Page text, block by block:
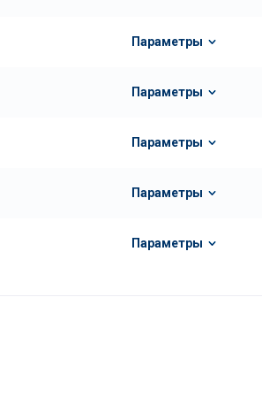
Параметры
Параметры
Параметры
Параметры
Параметры